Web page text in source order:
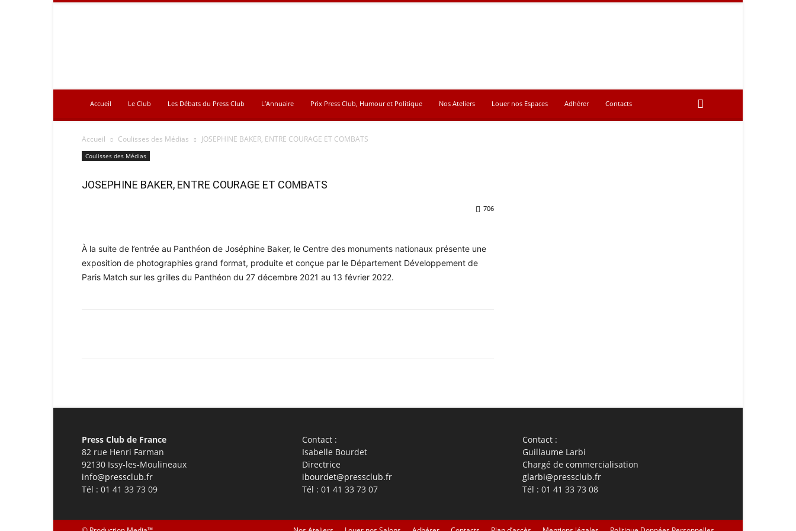
Accueil Le Club Les Débats du Press Club L’Annuaire Prix Press Club, Humour et Politique Nos Ateliers Louer nos Espaces Adhérer Contacts
Accueil Coulisses des Médias JOSEPHINE BAKER, ENTRE COURAGE ET COMBATS
Coulisses des Médias
JOSEPHINE BAKER, ENTRE COURAGE ET COMBATS
706
À la suite de l’entrée au Panthéon de Joséphine Baker, le Centre des monuments nationaux présente une
exposition de photographies grand format, produite et conçue par le Département Développement de
Paris Match sur les grilles du Panthéon du 27 décembre 2021 au 13 février 2022.
Press Club de France
82 rue Henri Farman
92130 Issy-les-Moulineaux
info@pressclub.fr
Tél : 01 41 33 73 09
Contact :
Isabelle Bourdet
Directrice
ibourdet@pressclub.fr
Tél : 01 41 33 73 07
Contact :
Guillaume Larbi
Chargé de commercialisation
glarbi@pressclub.fr
Tél : 01 41 33 73 08